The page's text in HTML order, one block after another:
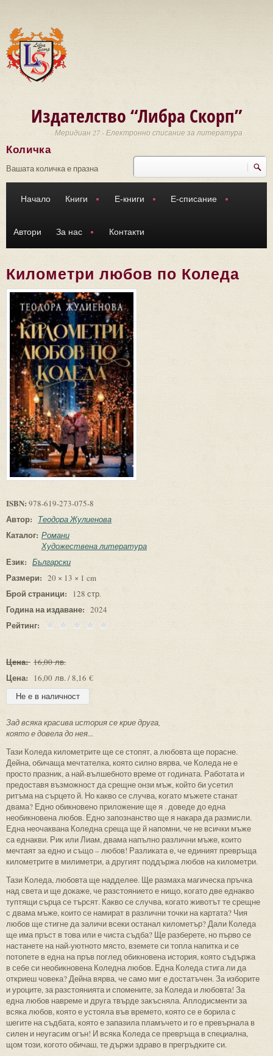
Издателство “Либра Скорп”
Меридиан 27 - Електронно списание за литература
Търси
Количка
Вашата количка е празна
Начало Книги Е-книги Е-списание
Автори За нас Контакти
Километри любов по Коледа
ISBN: 978-619-273-075-8
Автор: Теодора Жулиенова
Каталог: Романи
Художествена литература
Език: Български
Размери: 20 × 13 × 1 cm
Брой страници: 128 стр.
Година на издаване: 2024
Рейтинг:
Цена: 16,00 лв.
Цена: 16,00 лв. / 8,16 €
Зад всяка красива история се крие друга,
която е довела до нея...
Тази Коледа километрите ще се стопят, а любовта ще порасне.
Дейна, обичаща мечтателка, която силно вярва, че Коледа не е
просто празник, а най-вълшебното време от годината. Работата и
предоставя възможност да срещне онзи мъж, който би усетил
ритъма на сърцето й. Но какво се случва, когато мъжете станат
двама? Едно обикновено приложение ще я . доведе до една
необикновена любов. Едно запознанство ще я накара да размисли.
Една неочаквана Коледна среща ще й напомни, че не всички мъже
са еднакви. Рик или Лиам, двама напълно различни мъже, които
мечтаят за едно и също – любов! Разликата е, че единият превръща
километрите в милиметри, а другият поддържа любов на километри.
Тази Коледа, любовта ще надделее. Ще размаха магическа пръчка
над света и ще докаже, че разстоянието е нищо, когато две еднакво
туптящи сърца се търсят. Какво се случва, когато животът те срещне
с двама мъже, които се намират в различни точки на картата? Чия
любов ще стигне да заличи всеки останал километър? Дали Коледа
ще има пръст в това или е чиста съдба? Ще разберете, но първо се
настанете на най-уютното място, вземете си топла напитка и се
потопете в една на пръв поглед обикновена история, която съдържа
в себе си необикновена Коледна любов. Една Коледа стига ли да
откриеш човека? Дейна вярва, че само миг е достатъчен. За изборите
и уроците, за разстоянията и спомените, за Коледа и любовта! За
една любов навреме и друга твърде закъсняла. Аплодисменти за
всяка любов, която е устояла във времето, която се е борила с
шегите на съдбата, която е запазила пламъчето и го е превърнала в
силен и неугасим огън! И всяка Коледа се превръща в специална,
щом този, когото обичаш, те държи здраво в прегръдките си.